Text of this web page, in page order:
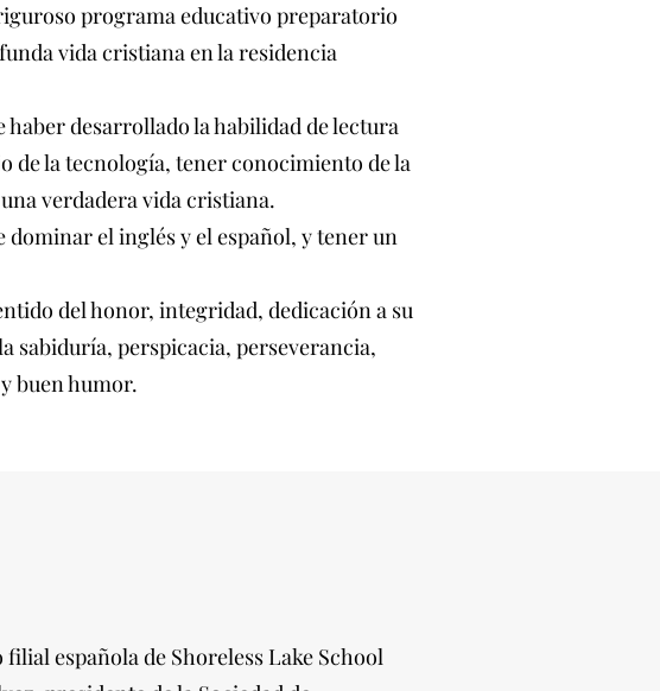
programa educativo preparatorio
vida cristiana en la residencia
haber desarrollado la habilidad de lectura
de la tecnología, tener conocimiento de la
verdadera vida cristiana.
dominar el inglés y el español, y tener un
del honor, integridad, dedicación a su
sabiduría, perspicacia, perseverancia,
buen humor.
filial española de Shoreless Lake School